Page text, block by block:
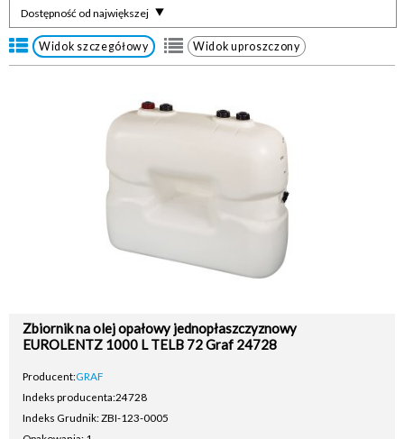
Dostępność od największej
Widok szczegółowy Widok uproszczony
Zbiornik na olej opałowy jednopłaszczyznowy
EUROLENTZ 1000 L TELB 72 Graf 24728
Producent:GRAF
Indeks producenta:24728
Indeks Grudnik: ZBI-123-0005